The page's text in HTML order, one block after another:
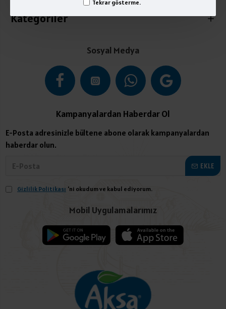
Tekrar gösterme.
Kategoriler
Sosyal Medya
Kampanyalardan Haberdar Ol
E-Posta adresinizle bültene abone olarak kampanyalardan
haberdar olun.
EKLE
Gizlilik Politikası 'ni okudum ve kabul ediyorum.
Mobil Uygulamalarımız